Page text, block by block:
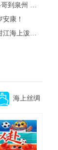
康！
海上丝绸